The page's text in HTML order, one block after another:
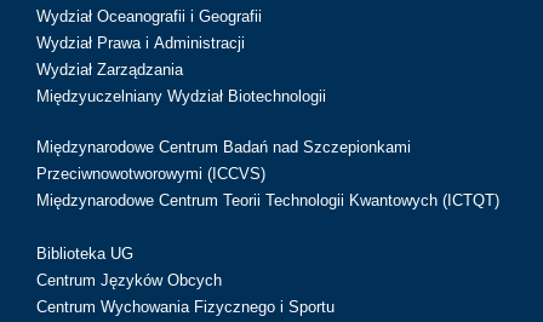
Wydział Oceanografii i Geografii
Wydział Prawa i Administracji
Wydział Zarządzania
Międzyuczelniany Wydział Biotechnologii
Międzynarodowe Centrum Badań nad Szczepionkami
Przeciwnowotworowymi (ICCVS)
Międzynarodowe Centrum Teorii Technologii Kwantowych (ICTQT)
Biblioteka UG
Centrum Języków Obcych
Centrum Wychowania Fizycznego i Sportu